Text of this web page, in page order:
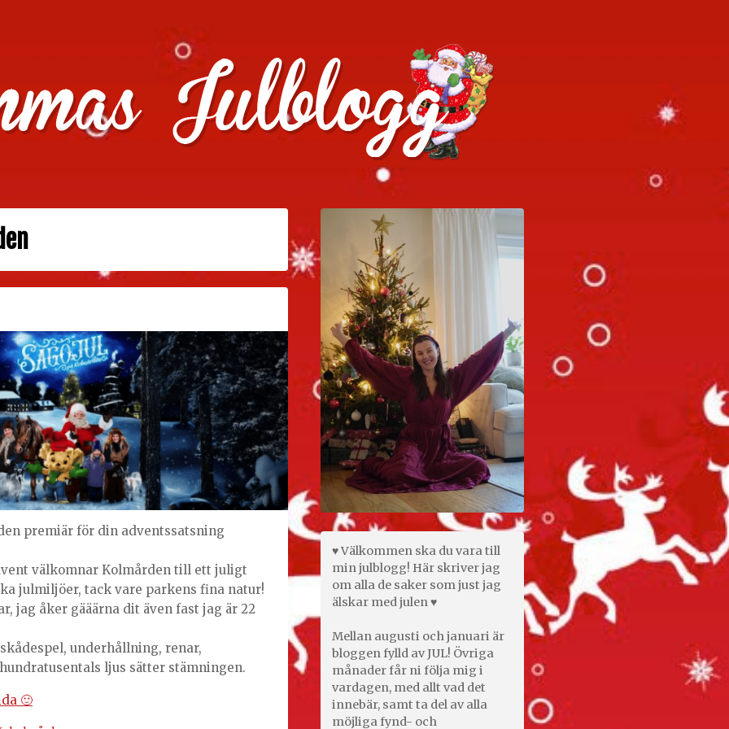
julklappstips, julkalendrar, adventskalendrar , julpyssel och julrecept!
premiär för din adventssatsning
välkomnar Kolmården till ett juligt
julmiljöer, tack vare parkens fina natur!
jag åker gääärna dit även fast jag är 22
underhållning, renar,
ljus sätter stämningen.
🙂
♥ Välkommen ska du vara till
min julblogg! Här skriver jag
om alla de saker som just jag
älskar med julen ♥
Mellan augusti och januari är
bloggen fylld av JUL! Övriga
månader får ni följa mig i
vardagen, med allt vad det
innebär, samt ta del av alla
möjliga fynd- och